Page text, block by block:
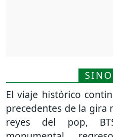
El viaje histórico
precedentes de la gira
reyes del pop,